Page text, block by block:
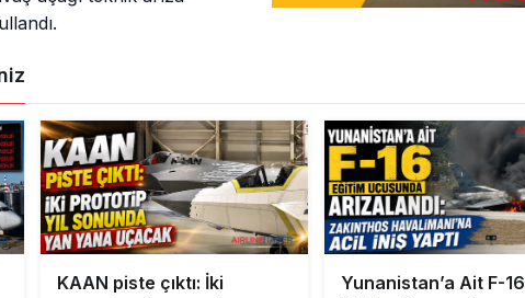
KAAN piste çıktı: İki
Yunanistan’a Ait F-16